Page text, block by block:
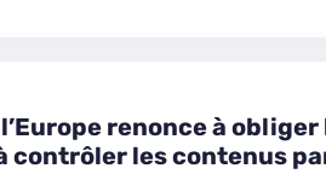
renonce à obliger
contrôler les contenus